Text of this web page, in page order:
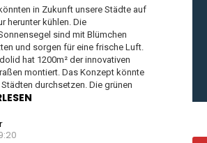
in Zukunft unsere Städte auf
herunter kühlen. Die
sind mit Blümchen
und sorgen für eine frische Luft.
hat 1200m² der innovativen
montiert. Das Konzept könnte
durchsetzen. Die grünen